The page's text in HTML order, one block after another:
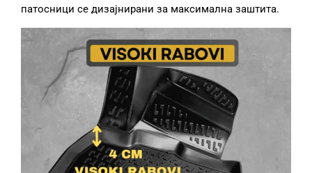
патосници се дизајнирани за максимална заштита.